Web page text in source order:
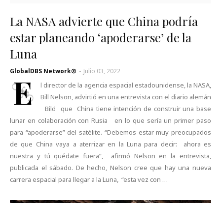
La NASA advierte que China podría
estar planeando ‘apoderarse’ de la
Luna
GlobalDBS Network® - Julio 03, 2022
E
l director de la agencia espacial estadounidense, la NASA,
Bill Nelson, advirtió en una entrevista con el diario alemán
Bild que China tiene intención de construir una base
lunar en colaboración con Rusia en lo que sería un primer paso
para “apoderarse” del satélite. “Debemos estar muy preocupados
de que China vaya a aterrizar en la Luna para decir: ahora es
nuestra y tú quédate fuera”, afirmó Nelson en la entrevista,
publicada el sábado. De hecho, Nelson cree que hay una nueva
carrera espacial para llegar a la Luna, “esta vez con …